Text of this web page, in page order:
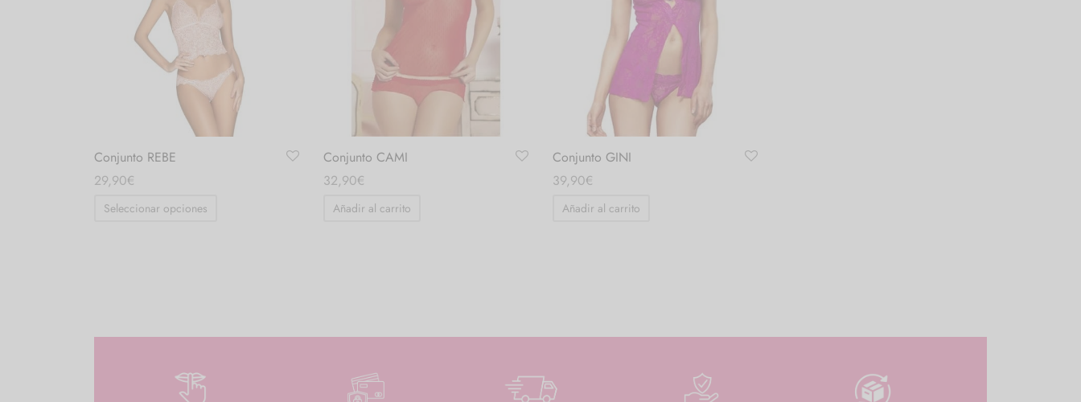
Conjunto REBE
29,90€
Seleccionar opciones
Conjunto CAMI
32,90€
Añadir al carrito
Conjunto GINI
39,90€
Añadir al carrito